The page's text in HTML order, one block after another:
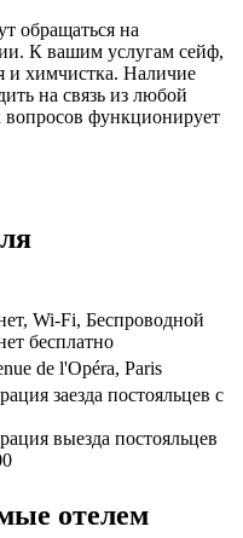
обращаться на
К вашим услугам сейф,
и химчистка. Наличие
на связь из любой
функционирует
Wi-Fi, Беспроводной
бесплатно
de l'Opéra, Paris
заезда постояльцев с
выезда постояльцев
отелем